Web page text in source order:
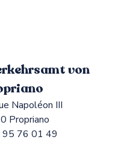
von
Napoléon III
Propriano
76 01 49